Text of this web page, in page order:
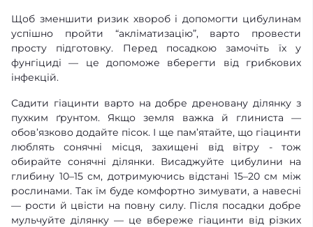
Щоб зменшити ризик хвороб і допомогти цибулинам
успішно пройти “акліматизацію”, варто провести
просту підготовку. Перед посадкою замочіть їх у
фунгіциді — це допоможе вберегти від грибкових
інфекцій.
Садити гіацинти варто на добре дреновану ділянку з
пухким ґрунтом. Якщо земля важка й глиниста —
обов’язково додайте пісок. І ще пам’ятайте, що гіацинти
люблять сонячні місця, захищені від вітру - тож
обирайте сонячні ділянки. Висаджуйте цибулини на
глибину 10–15 см, дотримуючись відстані 15–20 см між
рослинами. Так їм буде комфортно зимувати, а навесні
— рости й цвісти на повну силу. Після посадки добре
мульчуйте ділянку — це вбереже гіацинти від різких